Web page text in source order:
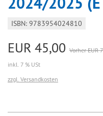
ISBN: 9783954024810
EUR 45,00 Vorher EUR
inkl. 7 % USt
zzgl. Versandkosten